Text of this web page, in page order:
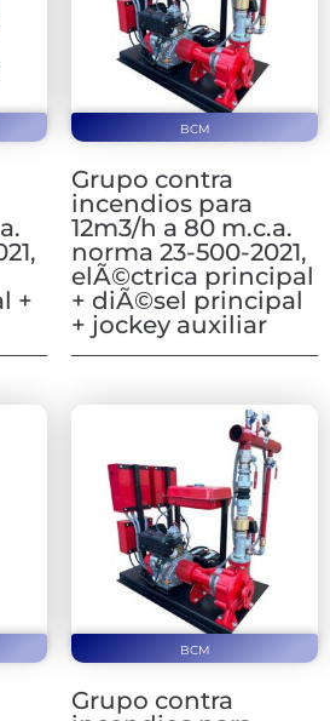
+
BCM
Grupo contra
incendios para
12m3/h a 80 m.c.a.
norma 23-500-2021,
elÃ©ctrica principal
+ diÃ©sel principal
+ jockey auxiliar
BCM
Grupo contra